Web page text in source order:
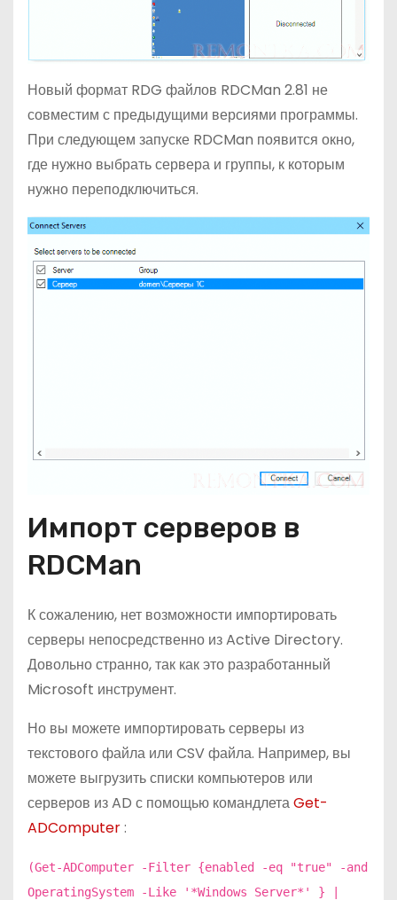
Новый формат RDG файлов RDCMan 2.81 не
совместим с предыдущими версиями программы.
При следующем запуске RDCMan появится окно,
где нужно выбрать сервера и группы, к которым
нужно переподключиться.
Импорт серверов в
RDCMan
К сожалению, нет возможности импортировать
серверы непосредственно из Active Directory.
Довольно странно, так как это разработанный
Microsoft инструмент.
Но вы можете импортировать серверы из
текстового файла или CSV файла. Например, вы
можете выгрузить списки компьютеров или
серверов из AD с помощью командлетаGet-
ADComputer:
(Get-ADComputer -Filter {enabled -eq "true" -and
OperatingSystem -Like '*Windows Server*' } |